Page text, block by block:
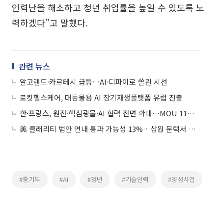
인력난을 해소하고 청년 취업률을 높일 수 있도록 노
력하겠다”고 말했다.
관련 뉴스
알고랜드·카르테시 급등…AI·디파이로 쏠린 시선
로킷헬스케어, 대동물용 AI 장기재생플랫폼 유럽 진출
한·프랑스, 원전·핵심광물·AI 협력 전면 확대…MOU 11건·협정 개정 3건
美 클래리티 법안 연내 통과 가능성 13%…상원 문턱서 제동
#중기부 #AI #청년 #기술인력 #양성사업